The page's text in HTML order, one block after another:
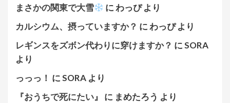
まさかの関東で大雪 に わっぴより
カルシウム、摂っていますか？ に わっぴより
レギンスをズボン代わりに穿けますか？ にSORA
より
っっっ！ にSORA より
『おうちで死にたい』
に まめたろう より